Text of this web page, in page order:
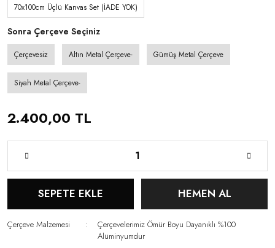
70x100cm Üçlü Kanvas Set (İADE YOK)
Sonra Çerçeve Seçiniz
Çerçevesiz Altın Metal Çerçeve- Gümüş Metal Çerçeve
Siyah Metal Çerçeve-
2.400,00 TL
SEPETE EKLE HEMEN AL
Çerçeve Malzemesi
Çerçevelerimiz Ömür Boyu Dayanıklı %100
Alüminyumdur